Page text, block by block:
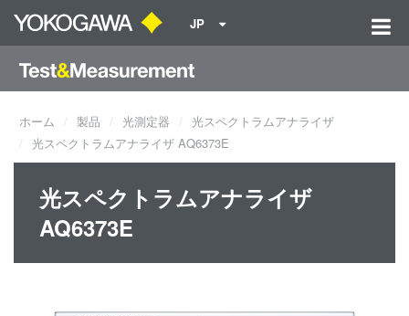
JP
ホーム 製品 光測定器
光スペクトラムアナライザ
光スペクトラムアナライザ AQ6373E
光スペクトラムアナライザ
AQ6373E